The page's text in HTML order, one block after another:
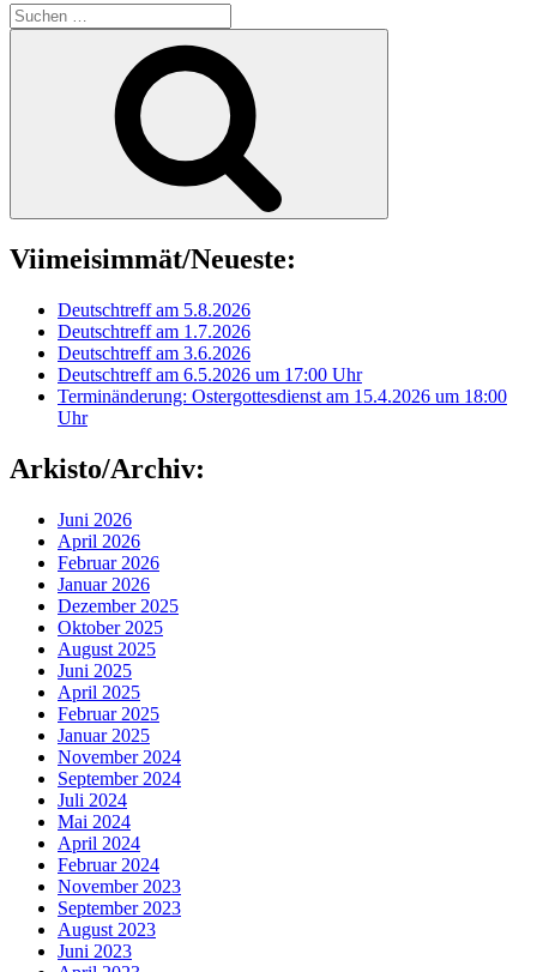
Suchen
nach:
Viimeisimmät/Neueste:
Deutschtreff am 5.8.2026
Deutschtreff am 1.7.2026
Deutschtreff am 3.6.2026
Deutschtreff am 6.5.2026 um 17:00 Uhr
Terminänderung: Ostergottesdienst am 15.4.2026 um 18:00
Uhr
Arkisto/Archiv:
Juni 2026
April 2026
Februar 2026
Januar 2026
Dezember 2025
Oktober 2025
August 2025
Juni 2025
April 2025
Februar 2025
Januar 2025
November 2024
September 2024
Juli 2024
Mai 2024
April 2024
Februar 2024
November 2023
September 2023
August 2023
Juni 2023